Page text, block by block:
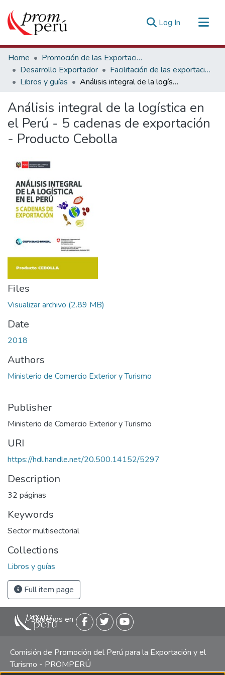
Log In (current)
Communities & Collections
All of DSpace
Statistics
Estadísticas Externas
Home
Promoción de las Exportaciones
Desarrollo Exportador
Facilitación de las exportaciones
Libros y guías
Análisis integral de la logística en el Perú - 5 cadenas de exportación - Producto Cebolla
Análisis integral de la logística en
el Perú - 5 cadenas de exportación
- Producto Cebolla
Files
Visualizar archivo (2.89 MB)
Date
2018
Authors
Ministerio de Comercio Exterior y Turismo
Publisher
Ministerio de Comercio Exterior y Turismo
URI
https://hdl.handle.net/20.500.14152/5297
Description
32 páginas
Keywords
Sector multisectorial
Collections
Libros y guías
Full item page
Siguenos en
Comisión de Promoción del Perú para la Exportación y el
Turismo - PROMPERÚ